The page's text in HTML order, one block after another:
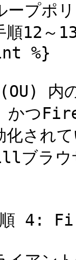
ープポ
順12～
%}
内
かつ
化され
ラウ
4: